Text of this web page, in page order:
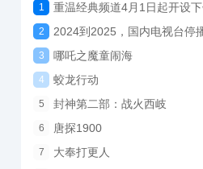
1 重温经典频道4月1日起开设下
2 2024到2025，国内电视台停
3 哪吒之魔童闹海
4 蛟龙行动
5 封神第二部：战火西岐
6 唐探1900
7 大奉打更人